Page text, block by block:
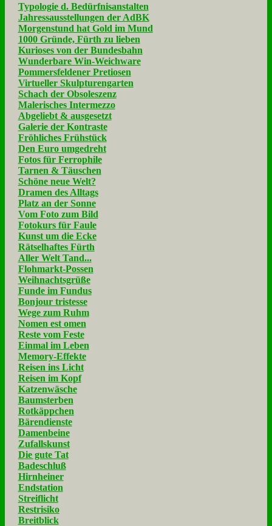
Typologie d. Bedürfnisanstalten
Jahressausstellungen der AdBK
Morgenstund hat Gold im Mund
1000 Gründe, Fürth zu lieben
Kurioses von der Bundesbahn
Wunderbare Win-Weichware
Pommersfeldener Pretiosen
Virtueller Skulpturengarten
Schach der Obsoleszenz
Malerisches Intermezzo
Abgeliebt & ausgesetzt
Galerie der Kontraste
Fröhliches Frühstück
Den Euro umgedreht
Fotos für Ferrophile
Tarnen & Täuschen
Schöne neue Welt?
Dramen des Alltags
Platz an der Sonne
Vom Foto zum Bild
Fotokurs für Faule
Kunst um die Ecke
Rätselhaftes Fürth
Aller Welt Tand...
Flohmarkt-Possen
Weihnachtsgrüße
Funde im Fundus
Bonjour tristesse
Wege zum Ruhm
Nomen est omen
Reste vom Feste
Einmal im Leben
Memory-Effekte
Reisen ins Licht
Reisen im Kopf
Katzenwäsche
Baumsterben
Rotkäppchen
Bärendienste
Damenbeine
Zufallskunst
Die gute Tat
Badeschluß
Hirnheiner
Endstation
Streiflicht
Restrisiko
Breitblick